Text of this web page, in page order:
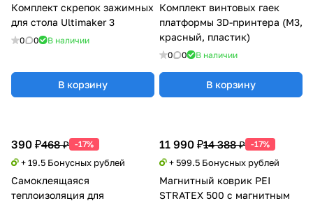
Комплект скрепок зажимных
для стола Ultimaker 3
0 0 В наличии
В корзину
Комплект винтовых гаек
платформы 3D-принтера (М3,
красный, пластик)
0 0 В наличии
В корзину
390 ₽468 ₽ -17%
+ 19.5 Бонусных рублей
Самоклеящаяся
теплоизоляция для
11 990 ₽14 388 ₽ -17%
+ 599.5 Бонусных рублей
Магнитный коврик PEI
STRATEX 500 с магнитным